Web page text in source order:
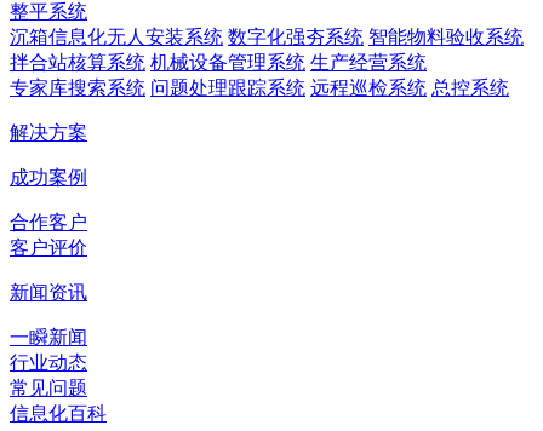
整平系统
沉箱信息化无人安装系统 数字化强夯系统 智能物料验收系统
拌合站核算系统 机械设备管理系统 生产经营系统
专家库搜索系统 问题处理跟踪系统 远程巡检系统 总控系统
解决方案
成功案例
合作客户
客户评价
新闻资讯
一瞬新闻
行业动态
常见问题
信息化百科